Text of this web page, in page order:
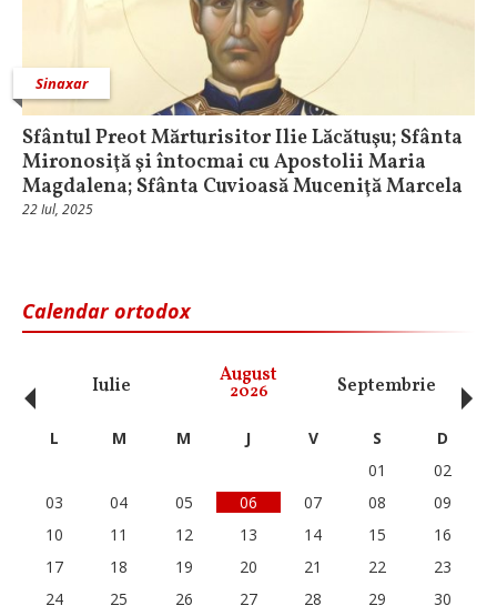
Sinaxar
Sfântul Preot Mărturisitor Ilie Lăcătuşu; Sfânta
Mironosiţă şi întocmai cu Apostolii Maria
Magdalena; Sfânta Cuvioasă Muceniţă Marcela
22 Iul, 2025
Calendar ortodox
Iulie August
2026 Septembrie
‹ L M M J V S
D
01
02
03
04 05 06 07 08
09
10
11 12 13 14 15
16
17
18 19 20 21 22
23
24
25 26 27 28 29
30